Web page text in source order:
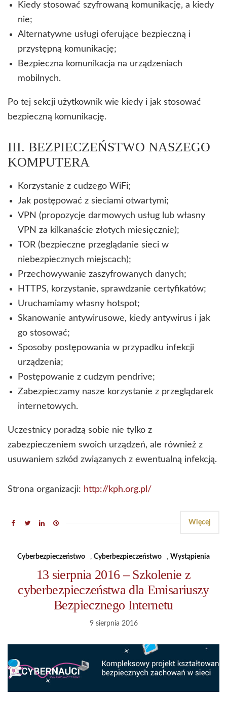
Kiedy stosować szyfrowaną komunikację, a kiedy
nie;
Alternatywne usługi oferujące bezpieczną i
przystępną komunikację;
Bezpieczna komunikacja na urządzeniach
mobilnych.
Po tej sekcji użytkownik wie kiedy i jak stosować
bezpieczną komunikację.
III. BEZPIECZEŃSTWO NASZEGO
KOMPUTERA
Korzystanie z cudzego WiFi;
Jak postępować z sieciami otwartymi;
VPN (propozycje darmowych usług lub własny
VPN za kilkanaście złotych miesięcznie);
TOR (bezpieczne przeglądanie sieci w
niebezpiecznych miejscach);
Przechowywanie zaszyfrowanych danych;
HTTPS, korzystanie, sprawdzanie certyfikatów;
Uruchamiamy własny hotspot;
Skanowanie antywirusowe, kiedy antywirus i jak
go stosować;
Sposoby postępowania w przypadku infekcji
urządzenia;
Postępowanie z cudzym pendrive;
Zabezpieczamy nasze korzystanie z przeglądarek
internetowych.
Uczestnicy poradzą sobie nie tylko z
zabezpieczeniem swoich urządzeń, ale również z
usuwaniem szkód związanych z ewentualną infekcją.
Strona organizacji: http://kph.org.pl/
Więcej
Cyberbezpieczeństwo , Cyberbezpieczeństwo , Wystąpienia
13 sierpnia 2016 – Szkolenie z
cyberbezpieczeństwa dla Emisariuszy
Bezpiecznego Internetu
9 sierpnia 2016